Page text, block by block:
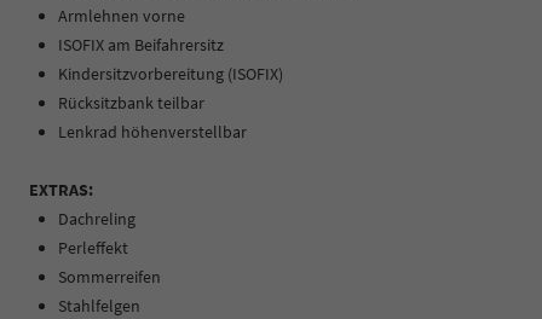
Armlehnen vorne
ISOFIX am Beifahrersitz
Kindersitzvorbereitung (ISOFIX)
Rücksitzbank teilbar
Lenkrad höhenverstellbar
EXTRAS:
Dachreling
Perleffekt
Sommerreifen
Stahlfelgen